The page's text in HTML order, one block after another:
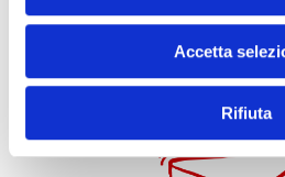
Accetta
Rifiuta
e se mi
il